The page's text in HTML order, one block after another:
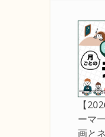
【
ーマ
画と